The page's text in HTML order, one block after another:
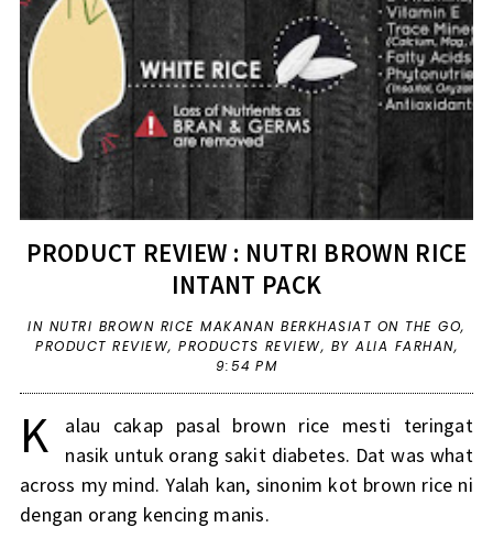
PRODUCT REVIEW : NUTRI BROWN RICE
INTANT PACK
IN NUTRI BROWN RICE MAKANAN BERKHASIAT ON THE GO,
PRODUCT REVIEW, PRODUCTS REVIEW, BY ALIA FARHAN,
9:54 PM
K
alau cakap pasal brown rice mesti teringat
nasik untuk orang sakit diabetes. Dat was what
across my mind. Yalah kan, sinonim kot brown rice ni
dengan orang kencing manis.